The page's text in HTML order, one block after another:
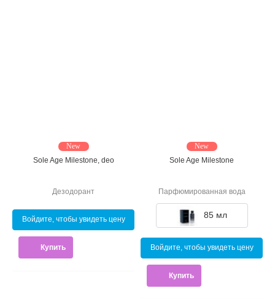
New
Sole Age Milestone, deo
Дезодорант
Войдите, чтобы увидеть цену
Купить
New
Sole Age Milestone
Парфюмированная вода
85 мл
Войдите, чтобы увидеть цену
Купить